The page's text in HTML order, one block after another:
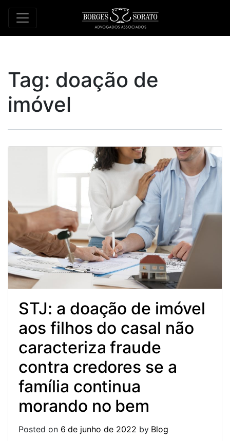
Tag: doação de
imóvel
STJ: a doação de imóvel
aos filhos do casal não
caracteriza fraude
contra credores se a
família continua
morando no bem
Posted on 6 de junho de 2022 by Blog